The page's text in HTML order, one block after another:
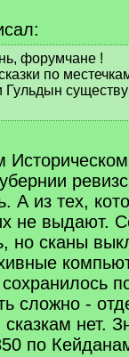
форумчане !
по
А из тех,
не выдают.
но сканы
сложно -
сказкам нет.
по